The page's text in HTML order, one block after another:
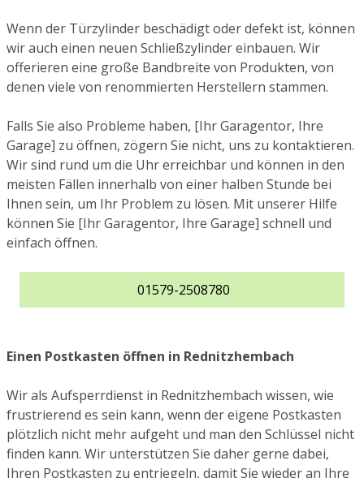
Wenn der Türzylinder beschädigt oder defekt ist, können
wir auch einen neuen Schließzylinder einbauen. Wir
offerieren eine große Bandbreite von Produkten, von
denen viele von renommierten Herstellern stammen.
Falls Sie also Probleme haben, [Ihr Garagentor, Ihre
Garage] zu öffnen, zögern Sie nicht, uns zu kontaktieren.
Wir sind rund um die Uhr erreichbar und können in den
meisten Fällen innerhalb von einer halben Stunde bei
Ihnen sein, um Ihr Problem zu lösen. Mit unserer Hilfe
können Sie [Ihr Garagentor, Ihre Garage] schnell und
einfach öffnen.
01579-2508780
Einen Postkasten öffnen in Rednitzhembach
Wir als Aufsperrdienst in Rednitzhembach wissen, wie
frustrierend es sein kann, wenn der eigene Postkasten
plötzlich nicht mehr aufgeht und man den Schlüssel nicht
finden kann. Wir unterstützen Sie daher gerne dabei,
Ihren Postkasten zu entriegeln, damit Sie wieder an Ihre